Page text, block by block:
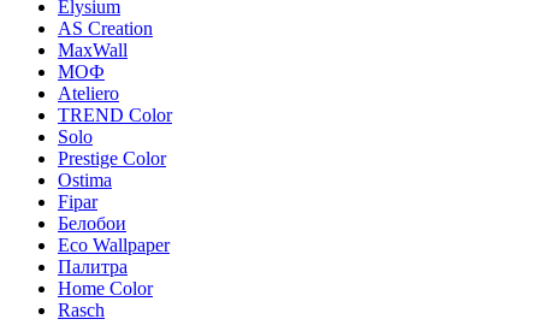
Elysium
AS Creation
MaxWall
МОФ
Ateliero
TREND Color
Solo
Prestige Color
Ostima
Fipar
Белобои
Eco Wallpaper
Палитра
Home Color
Rasch